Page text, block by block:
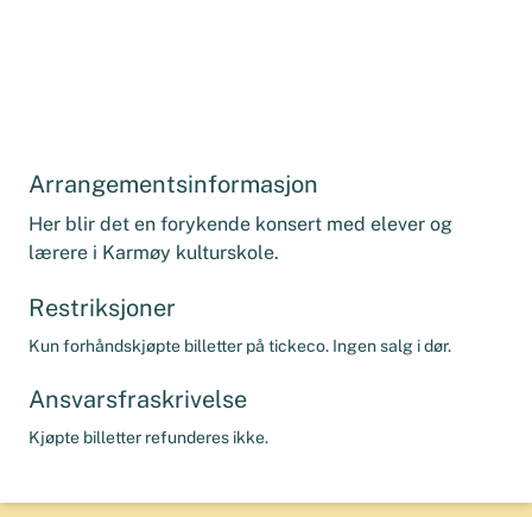
Arrangementsinformasjon
Her blir det en forykende konsert med elever og
lærere i Karmøy kulturskole.
Restriksjoner
Kun forhåndskjøpte billetter på tickeco. Ingen salg i dør.
Ansvarsfraskrivelse
Kjøpte billetter refunderes ikke.